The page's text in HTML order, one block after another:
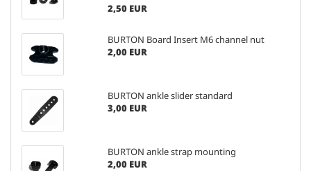
2,50 EUR
BURTON Board Insert M6 channel nut
2,00 EUR
BURTON ankle slider standard
3,00 EUR
BURTON ankle strap mounting
2,00 EUR